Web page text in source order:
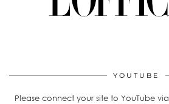
YOUTUBE
Please connect your site to YouTube via